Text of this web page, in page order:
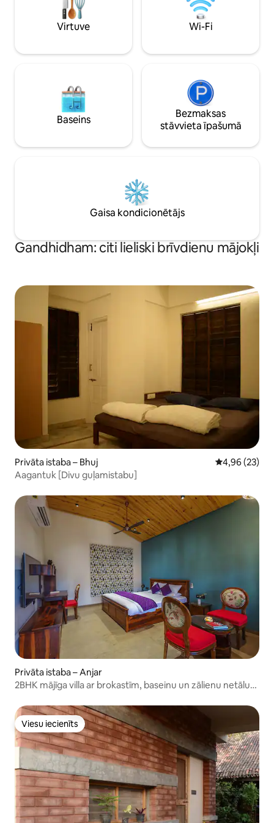
izmantot fotosesijas pakalpojumus.
Ideāla vieta, no kuras izpētīt Bhodžu,
patiks mans
virtuve, skaists
Piemērots
Virtuve Wi-Fi
Baseins
Bezmaksas
stāvvieta īpašumā
Gaisa kondicionētājs
Gandhidham: citi lieliski brīvdienu mājokļi
Privāta istaba – Bhuj Vidējais
4,96 (23)
Aagantuk [Divu guļamistabu]
Privāta istaba – Anjar
2BHK mājīga villa ar brokastīm, baseinu un zālienu netālu
Viesu iecienīts
Viesu iecienīts